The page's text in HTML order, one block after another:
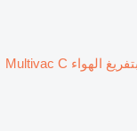
ماكينة التغليف بتفريغ الهواء Multivac C